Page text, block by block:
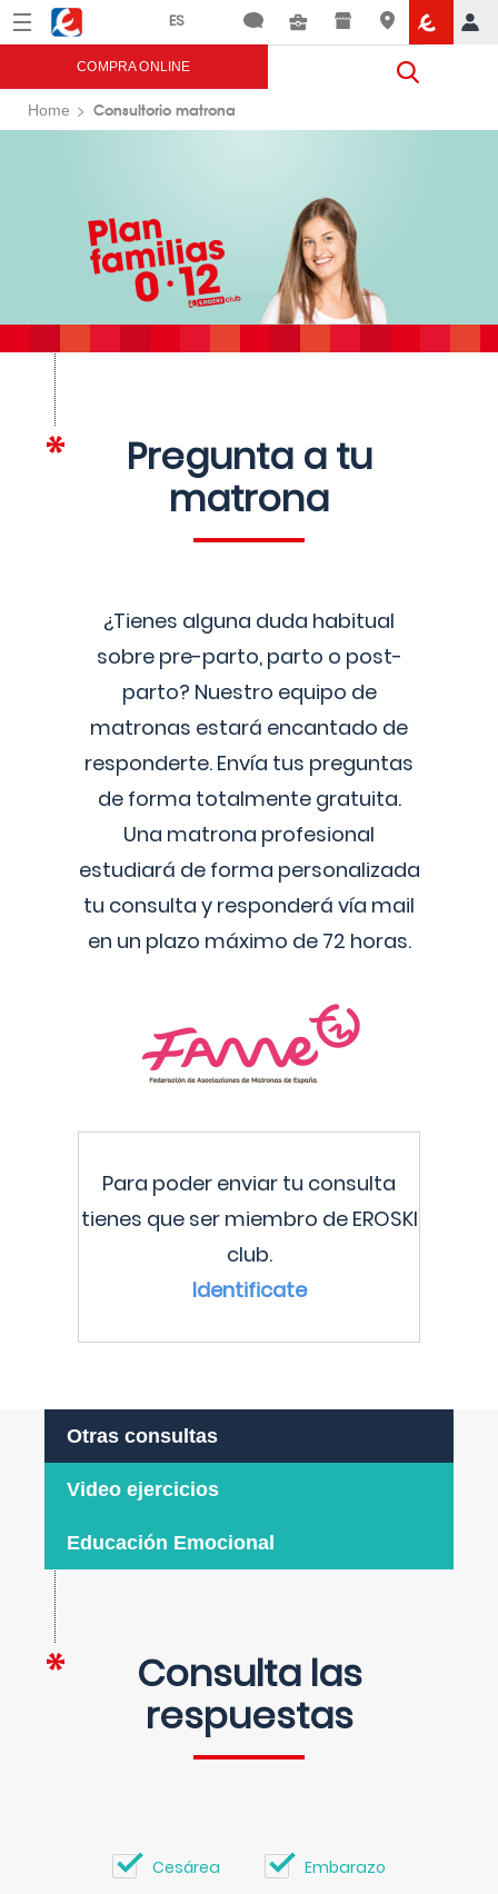
Menú Eroski
COMPRA ONLINE
Home Consultorio matrona
Pregunta a tu
matrona
¿Tienes alguna duda habitual
sobre pre-parto, parto o post-
parto? Nuestro equipo de
matronas estará encantado de
responderte. Envía tus preguntas
de forma totalmente gratuita.
Una matrona profesional
estudiará de forma personalizada
tu consulta y responderá vía mail
en un plazo máximo de 72 horas.
Para poder enviar tu consulta
tienes que ser miembro de EROSKI
club.
Identificate
Otras consultas
Video ejercicios
Educación Emocional
Consulta las
respuestas
Cesárea Embarazo